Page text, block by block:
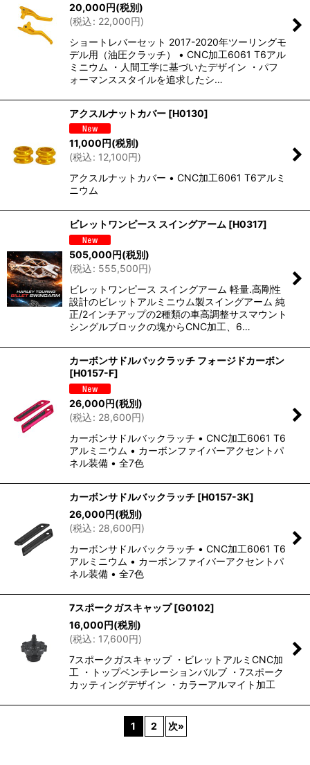
20,000円(税別)
(税込: 22,000円)
ショートレバーセット 2017-2020年ツーリングモ
デル用（油圧クラッチ） • CNC加工6061 T6アル
ミニウム ・人間工学に基づいたデザイン ・パフ
ォーマンススタイルを追求したシ…
アクスルナットカバー [H0130]
11,000円(税別)
(税込: 12,100円)
アクスルナットカバー • CNC加工6061 T6アルミ
ニウム
ビレットワンピース スイングアーム [H0317]
505,000円(税別)
(税込: 555,500円)
ビレットワンピース スイングアーム 軽量.高剛性
設計のビレットアルミニウム製スイングアーム 純
正/2インチアップの2種類の車高調整サスマウント
シングルブロックの塊からCNC加工、6…
カーボンサドルバックラッチ フォージドカーボン
[H0157-F]
26,000円(税別)
(税込: 28,600円)
カーボンサドルバックラッチ • CNC加工6061 T6
アルミニウム • カーボンファイバーアクセントパ
ネル装備 • 全7色
カーボンサドルバックラッチ [H0157-3K]
26,000円(税別)
(税込: 28,600円)
カーボンサドルバックラッチ • CNC加工6061 T6
アルミニウム • カーボンファイバーアクセントパ
ネル装備 • 全7色
7スポークガスキャップ [G0102]
16,000円(税別)
(税込: 17,600円)
7スポークガスキャップ ・ビレットアルミCNC加
工 ・トップベンチレーションバルブ ・7スポーク
カッティングデザイン ・カラーアルマイト加工
1 2 次»